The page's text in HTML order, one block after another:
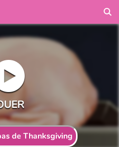
de Thanksgiving